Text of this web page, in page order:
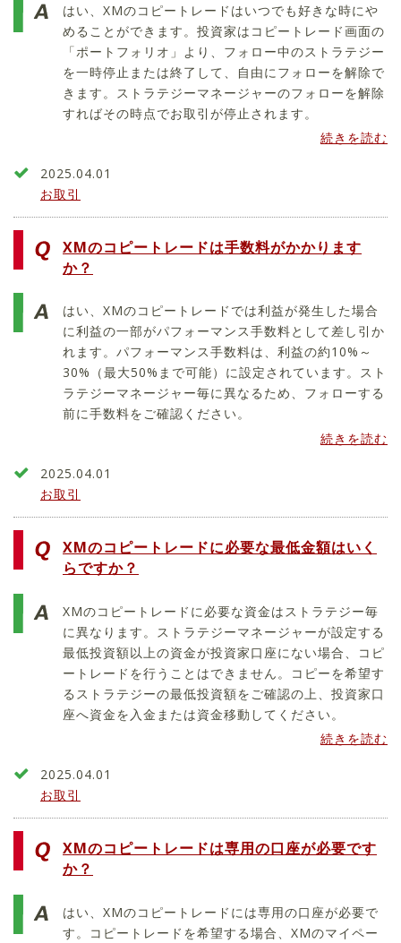
はい、XMのコピートレードはいつでも好きな時にや
めることができます。投資家はコピートレード画面の
「ポートフォリオ」より、フォロー中のストラテジー
を一時停止または終了して、自由にフォローを解除で
きます。ストラテジーマネージャーのフォローを解除
すればその時点でお取引が停止されます。
続きを読む
2025.04.01
お取引
XMのコピートレードは手数料がかかります
か？
はい、XMのコピートレードでは利益が発生した場合
に利益の一部がパフォーマンス手数料として差し引か
れます。パフォーマンス手数料は、利益の約10%～
30%（最大50%まで可能）に設定されています。スト
ラテジーマネージャー毎に異なるため、フォローする
前に手数料をご確認ください。
続きを読む
2025.04.01
お取引
XMのコピートレードに必要な最低金額はいく
らですか？
XMのコピートレードに必要な資金はストラテジー毎
に異なります。ストラテジーマネージャーが設定する
最低投資額以上の資金が投資家口座にない場合、コピ
ートレードを行うことはできません。コピーを希望す
るストラテジーの最低投資額をご確認の上、投資家口
座へ資金を入金または資金移動してください。
続きを読む
2025.04.01
お取引
XMのコピートレードは専用の口座が必要です
か？
はい、XMのコピートレードには専用の口座が必要で
す。コピートレードを希望する場合、XMのマイペー